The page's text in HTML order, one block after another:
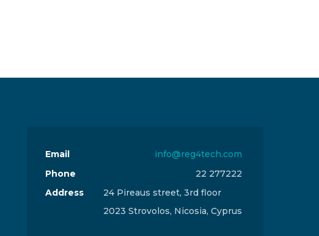
Email
info@reg4tech.com
Phone
22 277222
Address
24 Pireaus street, 3rd floor
2023 Strovolos, Nicosia, Cyprus